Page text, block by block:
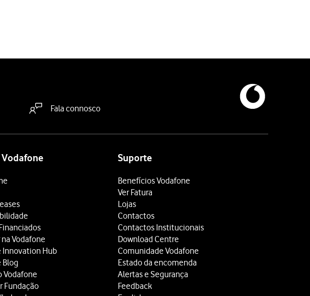
Fala connosco
Vodafone
Vodafone
Innovation Hub
Blog
Vodafone
Fundação
Suporte
Benefícios Vodafone
Ver Fatura
Lojas
Contactos
Contactos Institucionais
Download Centre
Comunidade Vodafone
Estado da encomenda
Alertas e Segurança
Feedback